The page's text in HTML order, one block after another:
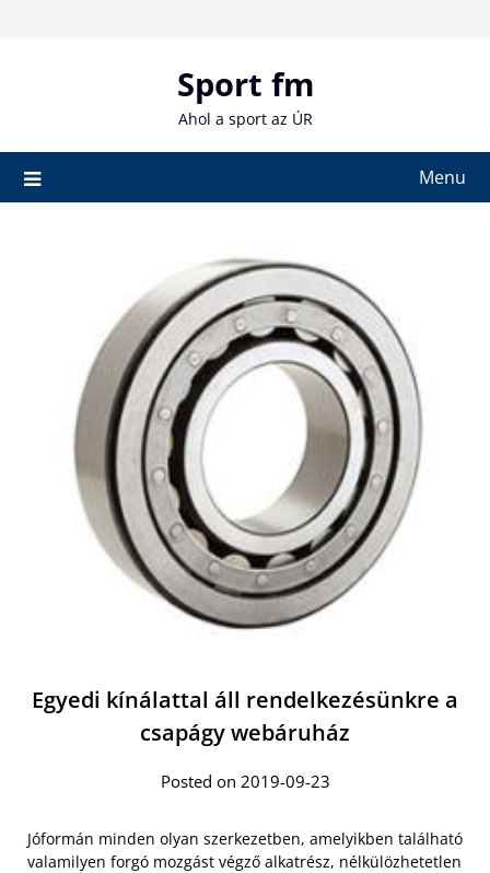
Sport fm
Ahol a sport az ÚR
Menu
Egyedi kínálattal áll rendelkezésünkre a
csapágy webáruház
Posted on 2019-09-23
Jóformán minden olyan szerkezetben, amelyikben található
valamilyen forgó mozgást végző alkatrész, nélkülözhetetlen